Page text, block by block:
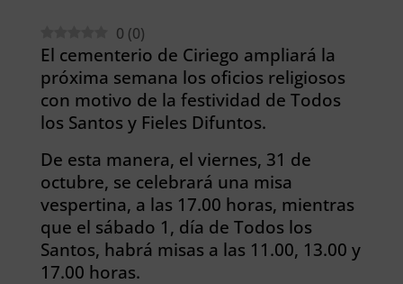
0 (0)
El cementerio de Ciriego ampliará la
próxima semana los oficios religiosos
con motivo de la festividad de Todos
los Santos y Fieles Difuntos.
De esta manera, el viernes, 31 de
octubre, se celebrará una misa
vespertina, a las 17.00 horas, mientras
que el sábado 1, día de Todos los
Santos, habrá misas a las 11.00, 13.00 y
17.00 horas.